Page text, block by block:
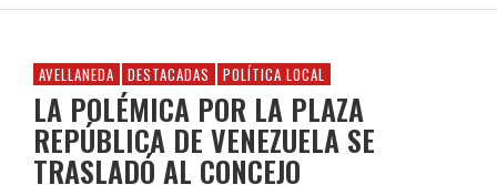
AVELLANEDA DESTACADAS POLÍTICA LOCAL
LA POLÉMICA POR LA PLAZA
REPÚBLICA DE VENEZUELA SE
TRASLADÓ AL CONCEJO